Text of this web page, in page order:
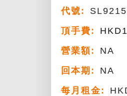
代號: SL9215
頂手費:
HKD
營業額:
NA
回本期:
NA
每月租金: